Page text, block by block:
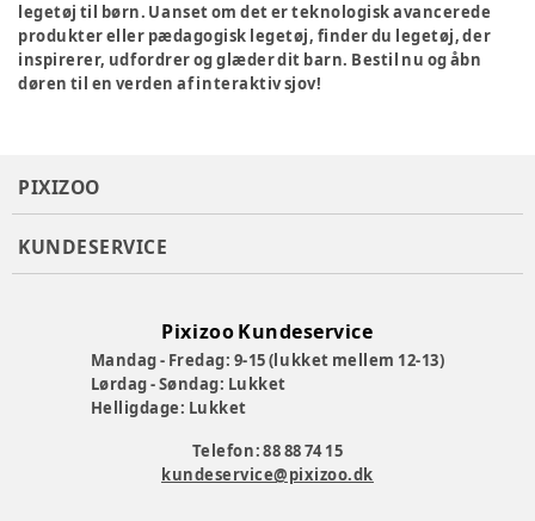
legetøj til børn. Uanset om det er teknologisk avancerede
produkter eller pædagogisk legetøj, finder du legetøj, der
inspirerer, udfordrer og glæder dit barn. Bestil nu og åbn
døren til en verden af interaktiv sjov!
PIXIZOO
KUNDESERVICE
Pixizoo Kundeservice
Mandag - Fredag: 9-15 (lukket mellem 12-13)
Lørdag - Søndag: Lukket
Helligdage: Lukket
Telefon: 88 88 74 15
kundeservice@pixizoo.dk